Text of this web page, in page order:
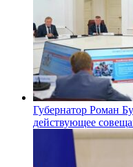
Губернатор Роман
действующее